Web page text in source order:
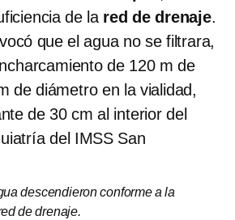
de la red de drenaje.
que el agua no se filtrara,
de 120 m de
de diámetro en la vialidad,
de 30 cm al interior del
del IMSS San
descendieron conforme a la
de drenaje.